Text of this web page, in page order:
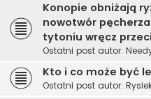
Konopie obniżają
nowotwór
tytoniu wręcz
Ostatni post autor:
Kto i co może być
Ostatni post autor: